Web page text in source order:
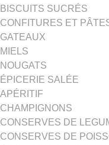
BISCUITS SUCRÉS
CONFITURES ET
GATEAUX
MIELS
NOUGATS
ÉPICERIE SALÉE
APÉRITIF
CHAMPIGNONS
CONSERVES DE
CONSERVES DE